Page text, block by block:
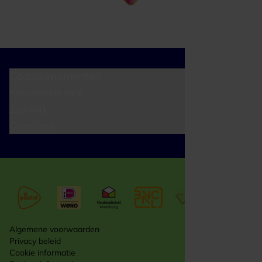
Algemene voorwaarden
Privacy beleid
Cookie informatie